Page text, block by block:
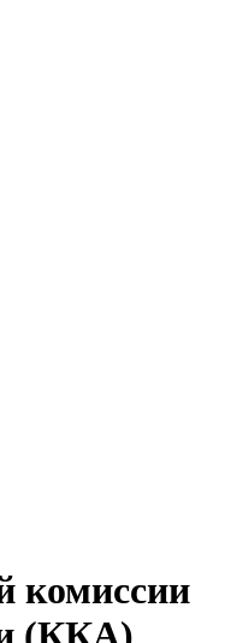
комиссии